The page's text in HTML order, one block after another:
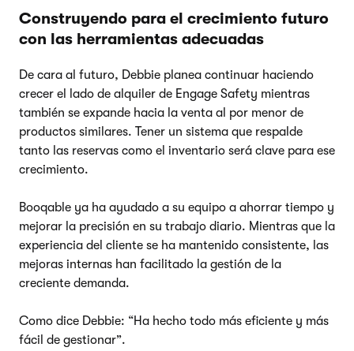
Construyendo para el crecimiento futuro
con las herramientas adecuadas
De cara al futuro, Debbie planea continuar haciendo
crecer el lado de alquiler de Engage Safety mientras
también se expande hacia la venta al por menor de
productos similares. Tener un sistema que respalde
tanto las reservas como el inventario será clave para ese
crecimiento.
Booqable ya ha ayudado a su equipo a ahorrar tiempo y
mejorar la precisión en su trabajo diario. Mientras que la
experiencia del cliente se ha mantenido consistente, las
mejoras internas han facilitado la gestión de la
creciente demanda.
Como dice Debbie: “Ha hecho todo más eficiente y más
fácil de gestionar”.